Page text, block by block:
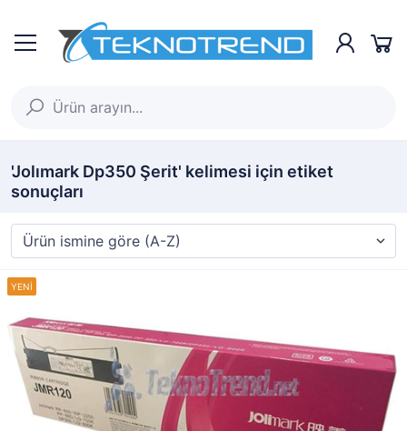
'Jolımark Dp350 Şerit' kelimesi için etiket
sonuçları